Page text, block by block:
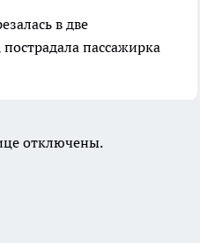
в две
пассажирка
отключены.